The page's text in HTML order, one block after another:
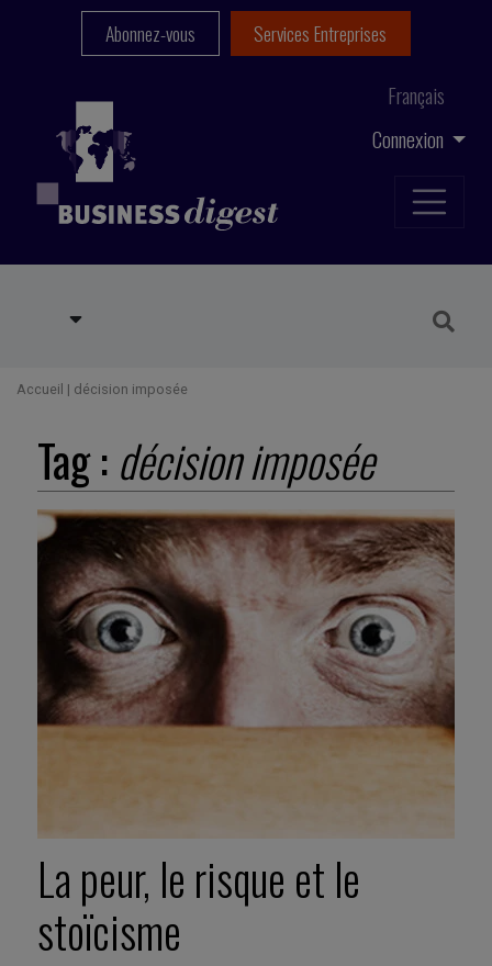
Connexion
Français
Abonnez-vous Services Entreprises
Accueil | décision imposée
Tag : décision imposée
La peur, le risque et le
stoïcisme